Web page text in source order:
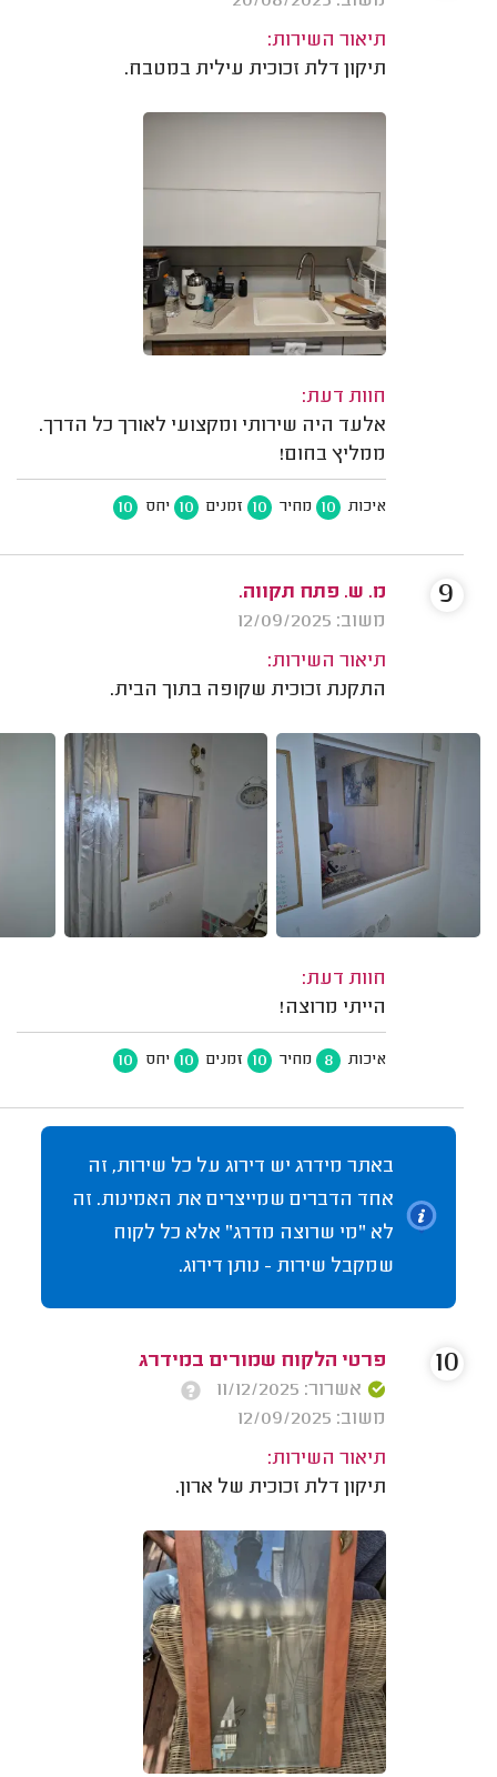
תיאור השירות:
תיקון דלת זכוכית עילית במטבח.
חוות דעת:
אלעד היה שירותי ומקצועי לאורך כל הדרך.
ממליץ בחום!
איכות 10 מחיר 10 זמנים 10 יחס 10
מ. ש. פתח תקווה.
משוב: 12/09/2025
תיאור השירות:
התקנת זכוכית שקופה בתוך הבית.
חוות דעת:
הייתי מרוצה!
איכות 8 מחיר 10 זמנים 10 יחס 10
9
באתר מידרג יש דירוג על כל שירות, זה
אחד הדברים שמייצרים את האמינות. זה
לא "מי שרוצה מדרג" אלא כל לקוח
שמקבל שירות - נותן דירוג.
פרטי הלקוח שמורים במידרג
אשרור: 11/12/2025
משוב: 12/09/2025
תיאור השירות:
תיקון דלת זכוכית של ארון.
10